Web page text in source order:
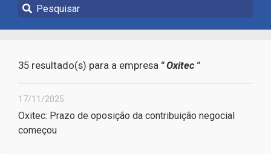
Notícias da sua empresa
35 resultado(s) para a empresa " Oxitec "
17/11/2025
Oxitec: Prazo de oposição da contribuição negocial
começou